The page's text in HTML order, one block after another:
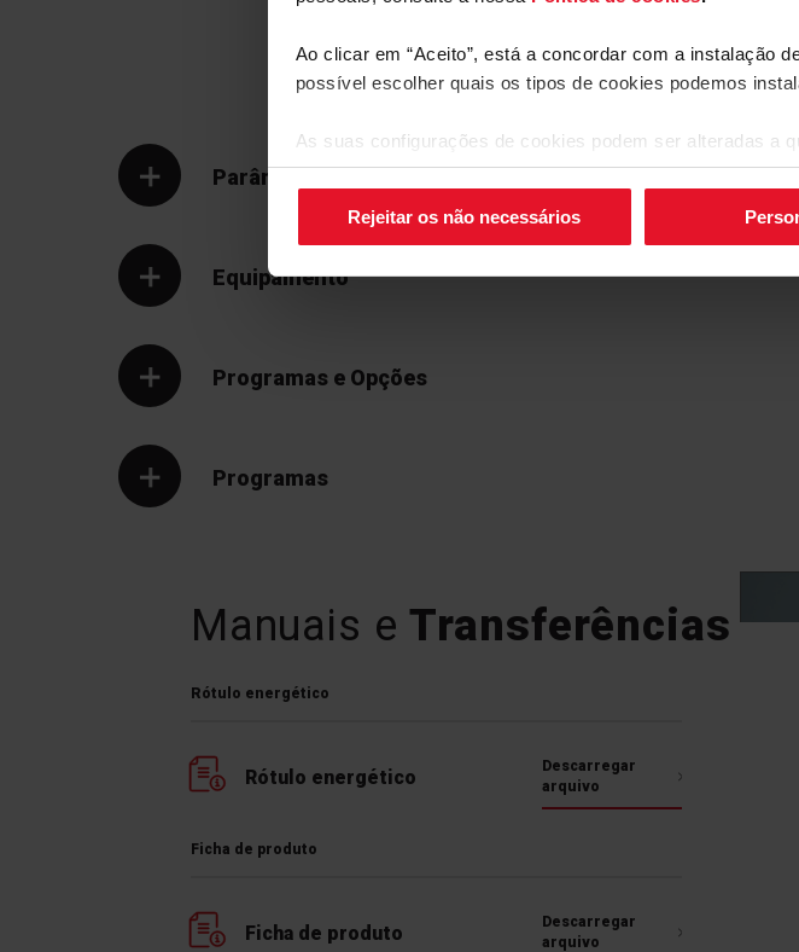
Ao clicar em “Aceito”, está a concordar com a instalação
possível escolher quais os tipos de cookies podemos
As suas configurações de cookies podem ser alteradas a
canto inferior direito do ecrã.
Rejeitar os não necessários
Mais
Parâmetros Técnicos
Equipamento
Programas e Opções
Programas
Manuais e Transferências
Rótulo energético
Rótulo energético
Descarregar
arquivo
Ficha de produto
Ficha de produto
Descarregar
arquivo